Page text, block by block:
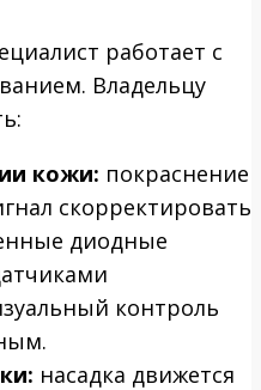
работает с
Владельцу
кожи: покраснение
скорректировать
диодные
контроль
насадка движется